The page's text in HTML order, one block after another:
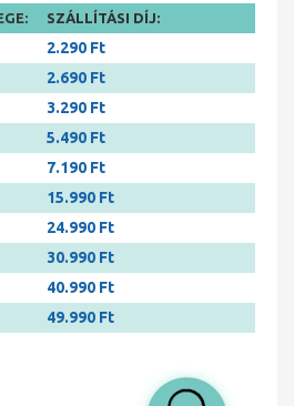
SZÁLLÍTÁSI DÍJ:
2.290 Ft
2.690 Ft
3.290 Ft
5.490 Ft
7.190 Ft
15.990 Ft
24.990 Ft
30.990 Ft
40.990 Ft
49.990 Ft